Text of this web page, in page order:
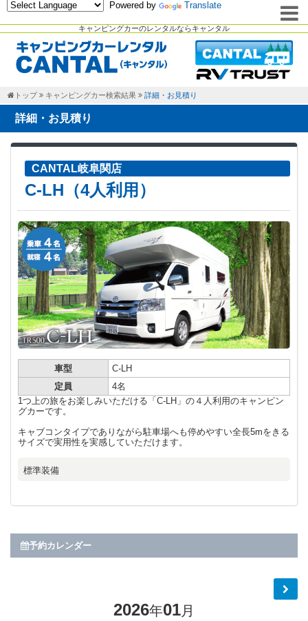
キャンピングカーのレンタルならキャンタル
Powered by Translate
トップ キャンピングカー検索結果 詳細・お見積り
詳細・お見積り
CANTAL岐阜関店
C-LH（4人利用）
車型
C-LH
定員
4名
1つ上の旅をお楽しみいただける「C-LH」の４人利用のキャンピン
グカーです。
キャブコンタイプでありながら駐車場へも停めやすい全長5mをきる
サイズで実用性を実感していただけます。
標準装備
予約カレンダー
2026年01月